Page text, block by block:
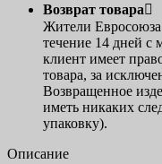
Возврат товара
Жители Евросоюза
течение 14 дней с
клиент имеет
товара, за
Возвращенное
иметь никаких
упаковку).
Описание